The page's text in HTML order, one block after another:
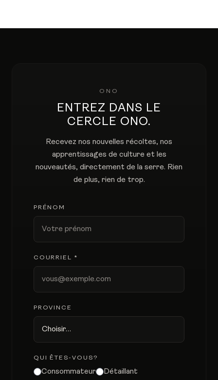
ONO
ENTREZ DANS LE
CERCLE ONO.
Recevez nos nouvelles récoltes, nos
apprentissages de culture et les
nouveautés, directement de la serre. Rien
de plus, rien de trop.
PRÉNOM
COURRIEL *
PROVINCE
QUI ÊTES-VOUS?
Consommateur Détaillant